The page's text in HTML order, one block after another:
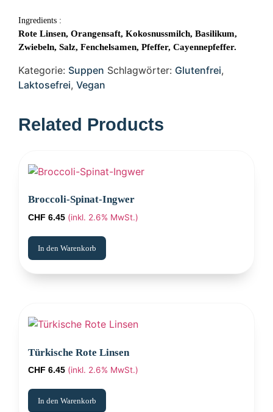
Ingredients :
Rote Linsen, Orangensaft, Kokosnussmilch, Basilikum,
Zwiebeln, Salz, Fenchelsamen, Pfeffer, Cayennepfeffer.
Kategorie: Suppen Schlagwörter: Glutenfrei,
Laktosefrei, Vegan
Broccoli-Spinat-Ingwer
CHF 6.45 (inkl. 2.6% MwSt.)
In den Warenkorb
Türkische Rote Linsen
CHF 6.45 (inkl. 2.6% MwSt.)
In den Warenkorb